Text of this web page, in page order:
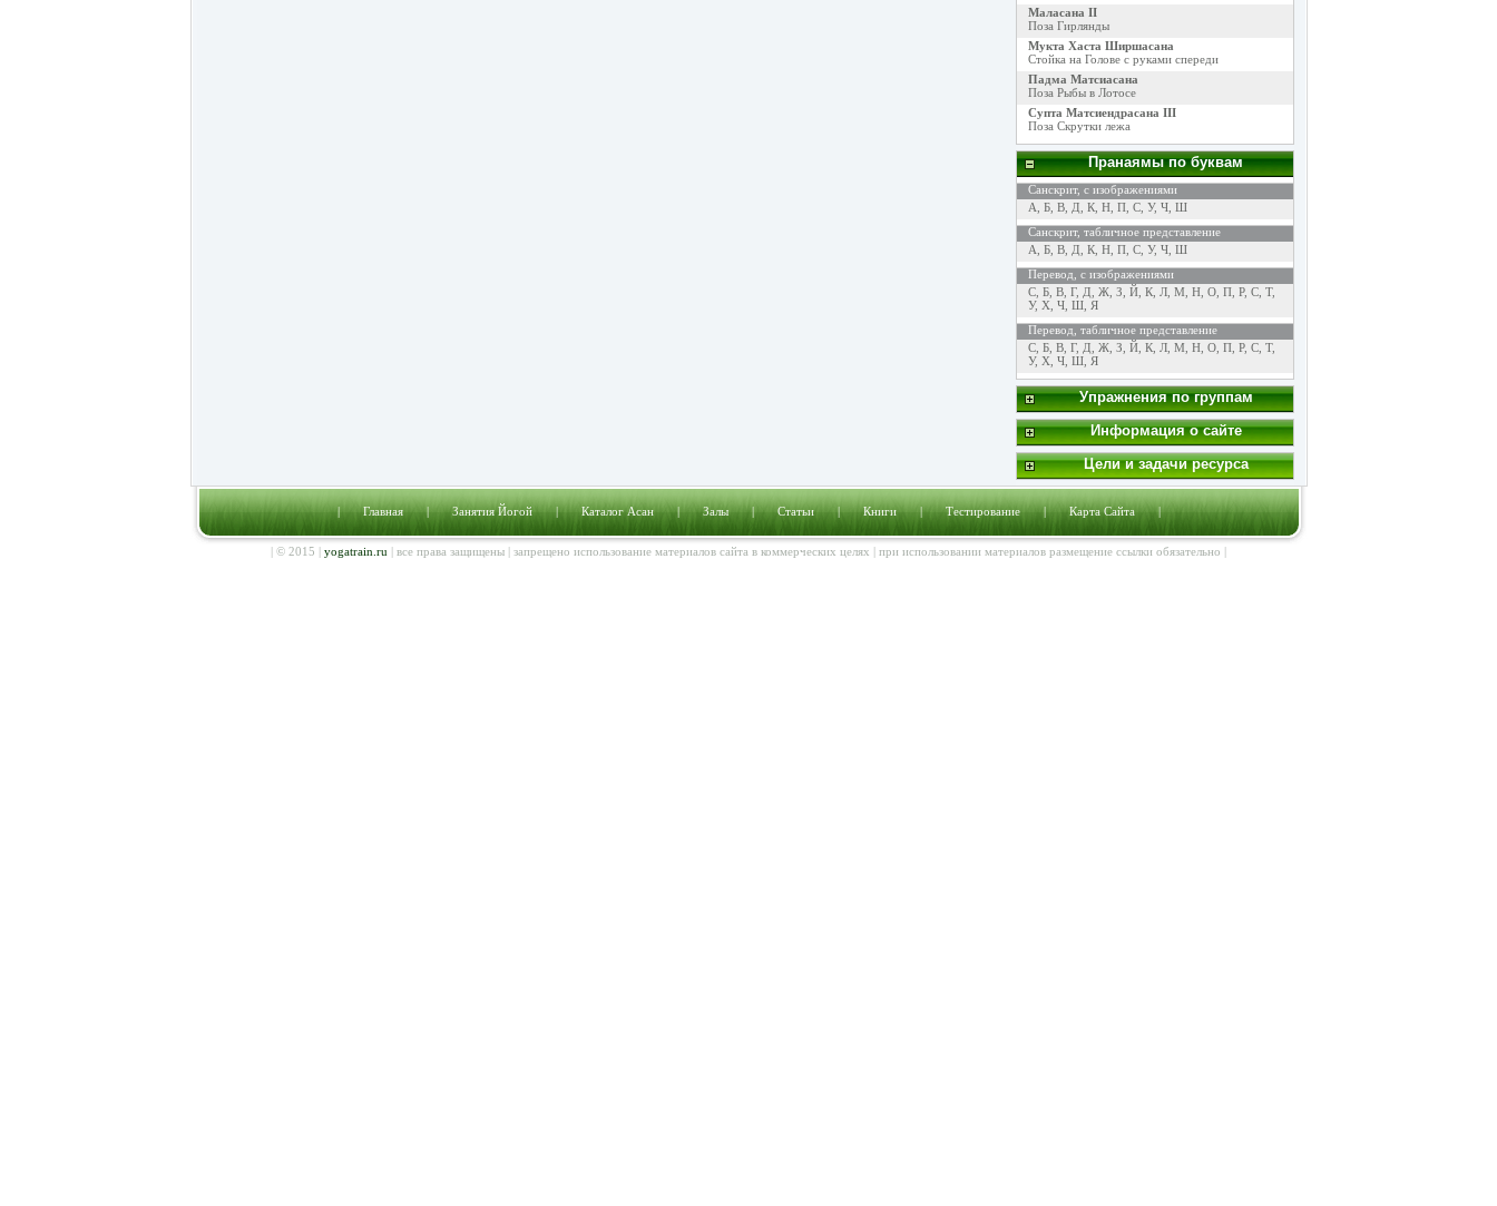
Маласана II
Поза Гирлянды
Мукта Хаста Ширшасана
Стойка на Голове с руками спереди
Падма Матсиасана
Поза Рыбы в Лотосе
Супта Матсиендрасана III
Поза Скрутки лежа
Пранаямы по буквам
Санскрит, с изображениями
А Б, В, Д К, Н, П, С, У, Ч, Ш
Санскрит, табличное представление
А Б, В, Д К, Н, П, С, У, Ч, Ш
Перевод, с изображениями
C, Б, В, Г, Д Ж, З Й, К, Л, М Н, О, П, Р, С, Т,
У, Х Ч, Ш, Я
Перевод, табличное представление
C, Б, В, Г, Д Ж, З Й, К, Л, М Н, О, П, Р, С, Т,
У, Х Ч, Ш, Я
Упражнения по группам
Информация о сайте
Цели и задачи ресурса
|Главная|Занятия Йогой|Каталог Асан|Залы|Статьи|Книги|Тестирование|Карта Сайта|
| © 2015 | yogatrain.ru | все права защищены | запрещено использование материалов сайта в коммерческих целях | при использовании материалов размещение ссылки обязательно |